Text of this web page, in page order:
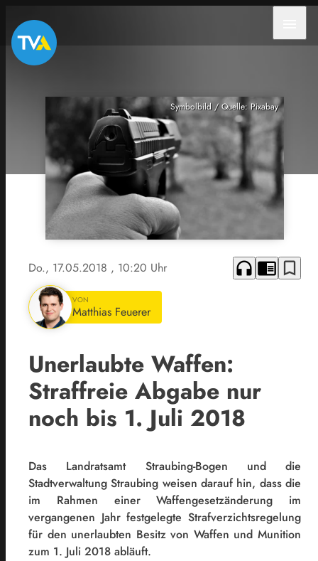
Symbolbild / Quelle: Pixabay
Do., 17.05.2018 , 10:20 Uhr headphones chrome_reader_mode bookmark_border
VON
Matthias Feuerer
Unerlaubte Waffen:
Straffreie Abgabe nur
noch bis 1. Juli 2018
Das Landratsamt Straubing-Bogen und die
Stadtverwaltung Straubing weisen darauf hin, dass die
im Rahmen einer Waffengesetzänderung im
vergangenen Jahr festgelegte Strafverzichtsregelung
für den unerlaubten Besitz von Waffen und Munition
zum 1. Juli 2018 abläuft.